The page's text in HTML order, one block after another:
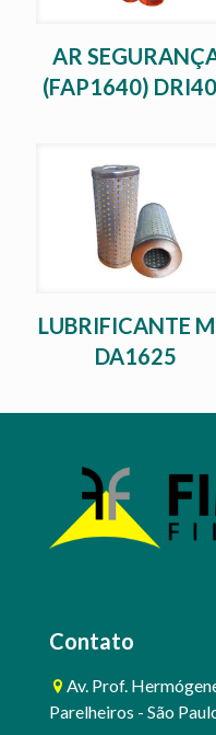
AR
(FAP1640)
LUBRIFICANTE
DA1625
Contato
Av. Prof.
Parelheiros - São